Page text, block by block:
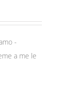
-
a me le